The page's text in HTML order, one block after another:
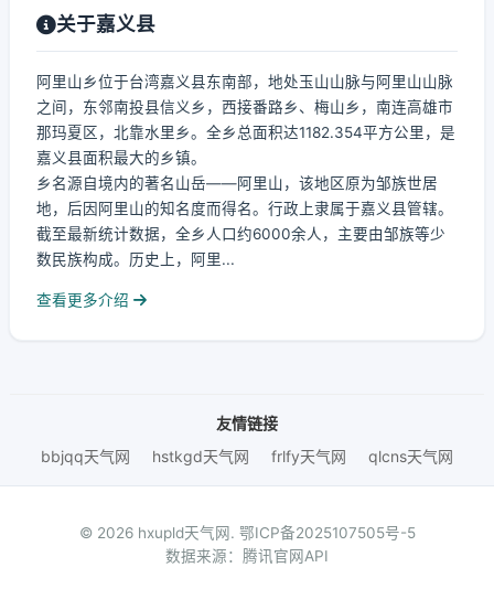
关于嘉义县
阿里山乡位于台湾嘉义县东南部，地处玉山山脉与阿里山山脉
之间，东邻南投县信义乡，西接番路乡、梅山乡，南连高雄市
那玛夏区，北靠水里乡。全乡总面积达1182.354平方公里，是
嘉义县面积最大的乡镇。
乡名源自境内的著名山岳——阿里山，该地区原为邹族世居
地，后因阿里山的知名度而得名。行政上隶属于嘉义县管辖。
截至最新统计数据，全乡人口约6000余人，主要由邹族等少
数民族构成。历史上，阿里...
查看更多介绍
友情链接
bbjqq天气网
hstkgd天气网 frlfy天气网 qlcns天气网
© 2026 hxupld天气网. 鄂ICP备2025107505号-5
数据来源：腾讯官网API